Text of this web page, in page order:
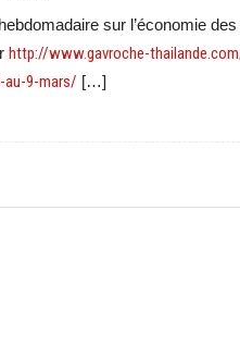
sur l’économie
http://www.gavroche-
au-9-mars/ […]